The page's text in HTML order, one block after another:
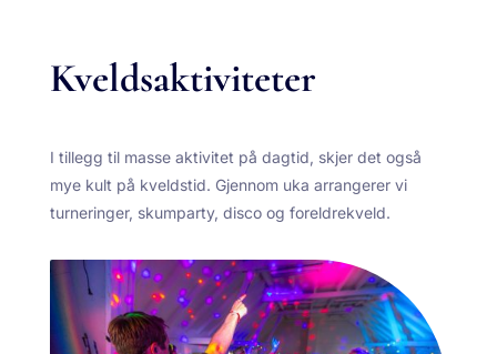
Kveldsaktiviteter
I tillegg til masse aktivitet på dagtid, skjer det også
mye kult på kveldstid. Gjennom uka arrangerer vi
turneringer, skumparty, disco og foreldrekveld.